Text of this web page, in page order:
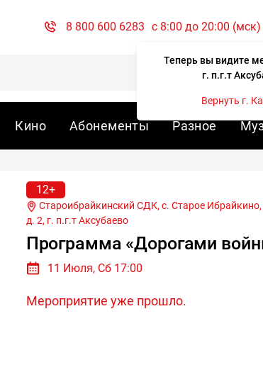
8 800 600 6283 c 8:00 до 20:00 (мск)
Теперь вы видите
г. п.г.т
Вернуть г.
Кино Абонементы Разное
12+
д. 2, г. п.г.т Аксубаево
Программа «Дорогами
11 Июля, Сб 17:00
Мероприятие уже прошло.